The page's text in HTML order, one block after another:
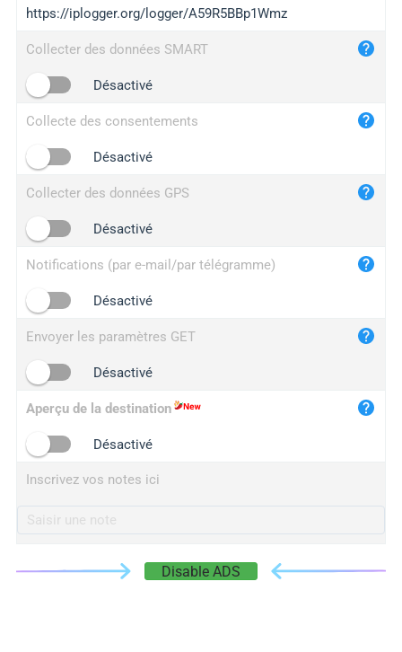
iplogger.com
maper.info
2no.co
yip.su
iplogger.info
https://iplogger.org/logger/A59R5BBp1Wmz
Collecter des données SMART
Désactivé
Collecte des consentements
Désactivé
Collecter des données GPS
Désactivé
Notifications (par e-mail/par télégramme)
Désactivé
Envoyer les paramètres GET
Désactivé
Aperçu de la destination
Désactivé
Inscrivez vos notes ici
Disable ADS